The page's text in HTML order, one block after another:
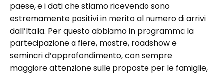
paese, e i dati che stiamo ricevendo sono
estremamente positivi in merito al numero di arrivi
dall’Italia. Per questo abbiamo in programma la
partecipazione a fiere, mostre, roadshow e
seminari d’approfondimento, con sempre
maggiore attenzione sulle proposte per le famiglie,